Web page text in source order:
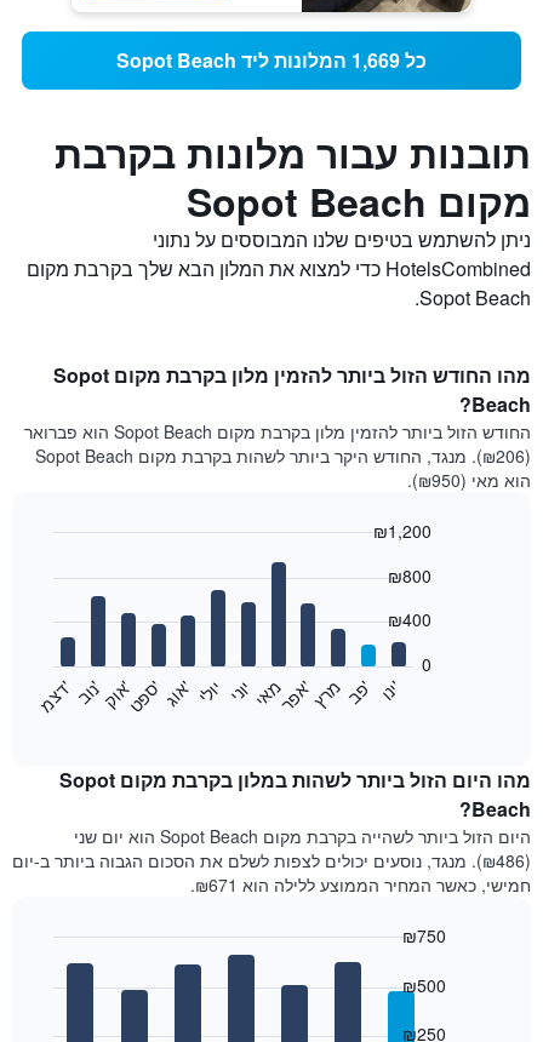
כל 1,669 המלונות ליד Sopot Beach
תובנות עבור מלונות בקרבת
מקום Sopot Beach
ניתן להשתמש בטיפים שלנו המבוססים על נתוני
HotelsCombined כדי למצוא את המלון הבא שלך בקרבת מקום
Sopot Beach.
מהו החודש הזול ביותר להזמין מלון בקרבת מקום Sopot
Beach?
החודש הזול ביותר להזמין מלון בקרבת מקום Sopot Beach הוא פברואר
(₪206). מנגד, החודש היקר ביותר לשהות בקרבת מקום Sopot Beach
הוא מאי (₪950).
מחיר
הממוצע
של
חדר
בכל
חודש
המציגים
י
נ
ו
' פ
ב​​​​​​​
' מרץא
פ
ר
' מאי יוני יולי א
ו
ג
' ס
פ
ט
' א
ו
ק
' נ
ו
ב
' ד
צ
מ
'
0
₪400
₪800
₪1,200
מהו היום הזול ביותר לשהות במלון בקרבת מקום Sopot
Beach?
היום הזול ביותר לשהייה בקרבת מקום Sopot Beach הוא יום שני
(₪486). מנגד, נוסעים יכולים לצפות לשלם את הסכום הגבוה ביותר ב-יום
חמישי, כאשר המחיר הממוצע ללילה הוא ₪671.
₪250
₪500
₪750